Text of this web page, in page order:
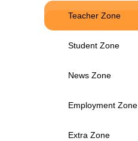
Teacher Zone
Student Zone
News Zone
Employment Zone
Extra Zone